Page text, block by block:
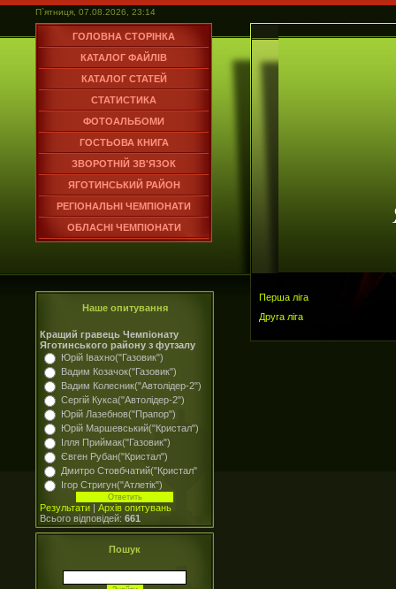
П`ятниця, 07.08.2026, 23:14
ГОЛОВНА СТОРІНКА
КАТАЛОГ ФАЙЛІВ
КАТАЛОГ СТАТЕЙ
СТАТИСТИКА
ФОТОАЛЬБОМИ
ГОСТЬОВА КНИГА
ЗВОРОТНІЙ ЗВ'ЯЗОК
ЯГОТИНСЬКИЙ РАЙОН
РЕГІОНАЛЬНІ ЧЕМПІОНАТИ
ОБЛАСНІ ЧЕМПІОНАТИ
Наше опитування
Кращий гравець Чемпіонату
Яготинського району з футзалу
Юрій Івахно("Газовик")
Вадим Козачок("Газовик")
Вадим Колесник("Автолідер-2")
Сергій Кукса("Автолідер-2")
Юрій Лазебнов("Прапор")
Юрій Маршевський("Кристал")
Ілля Приймак("Газовик")
Євген Рубан("Кристал")
Дмитро Стовбчатий("Кристал"
Ігор Стригун("Атлетік")
Результати | Архів опитувань
Всього відповідей: 661
Пошук
Перша ліга
Друга ліга